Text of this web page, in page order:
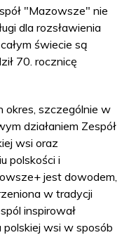
"Mazowsze" nie
dla rozsławienia
świecie są
70. rocznicę
okres, szczególnie w
działaniem Zespół
wsi oraz
polskości i
jest dowodem,
w tradycji
inspirował
wsi w sposób